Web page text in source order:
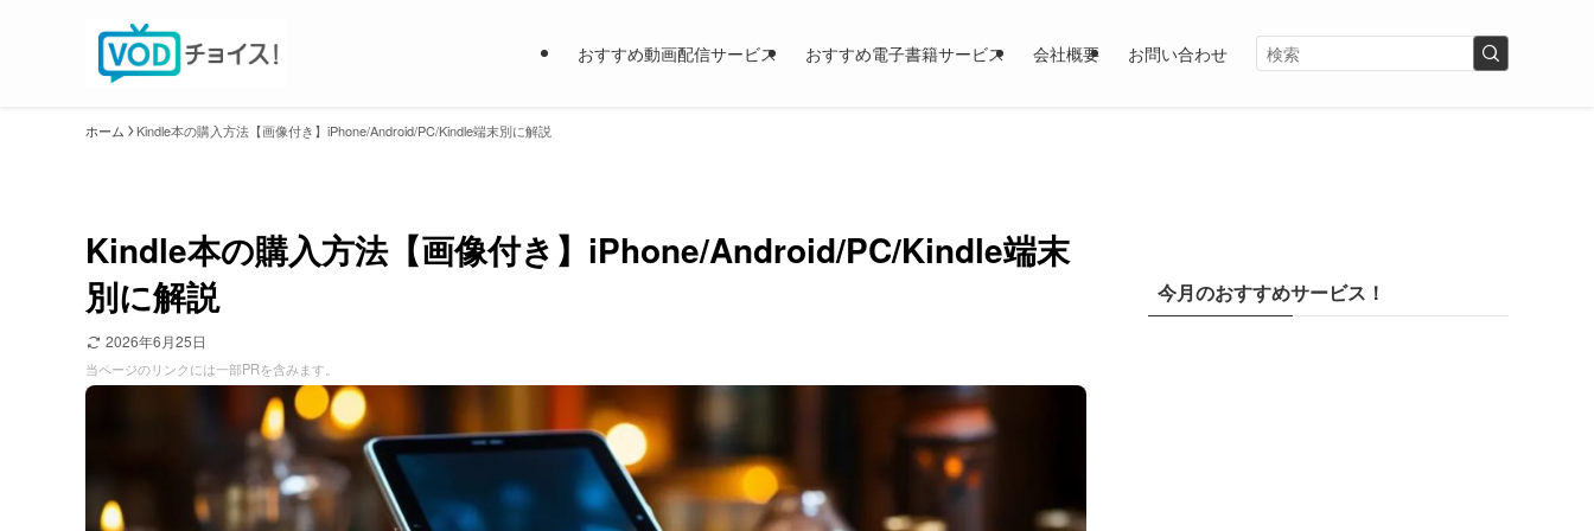
おすすめ動画配信サービス おすすめ電子書籍サービス 会社概要 お問い合わせ
ホーム Kindle本の購入方法【画像付き】iPhone/Android/PC/Kindle端末別に解説
Kindle本の購入方法【画像付き】iPhone/Android/PC/Kindle端末
別に解説
2026年6月25日
当ページのリンクには一部PRを含みます。
今月のおすすめサービス！